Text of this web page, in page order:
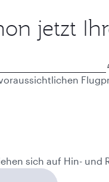
jetzt
sich auf Hin- und